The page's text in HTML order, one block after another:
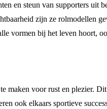
en steun van supporters uit
zijn ze rolmodellen
vormen bij het leven hoort,
maken voor rust en plezier.
ook elkaars sportieve